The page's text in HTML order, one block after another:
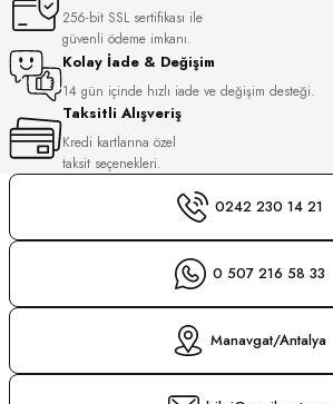
256-bit SSL sertifikası ile
güvenli ödeme imkanı.
Kolay İade & Değişim
14 gün içinde hızlı iade ve değişim desteği.
Taksitli Alışveriş
Kredi kartlarına özel
taksit seçenekleri.
0242 230 14 21
0 507 216 58 33
Manavgat/Antalya